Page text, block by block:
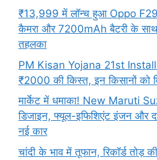
₹13,999 में लॉन्च हुआ Oppo
कैमरा और 7200mAh बैटरी के साथ
तहलका
PM Kisan Yojana 21st
₹2000 की किस्त, इन किसानों को
मार्केट में धमाका! New Maruti
डिजाइन, फ्यूल-इफिशिएंट इंजन और
नई कार
चांदी के भाव में तूफान, रिकॉर्ड तोड़